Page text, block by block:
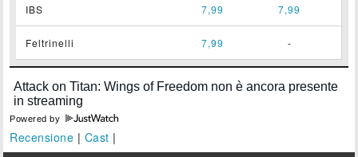
IBS 7,99 7,99
Feltrinelli 7,99 -
Powered by
Recensione | Cast |